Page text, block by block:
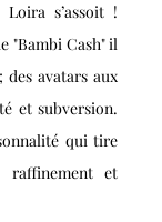
Loira s’assoit !
"Bambi Cash" il
des avatars aux
et subversion.
qui tire
raffinement et